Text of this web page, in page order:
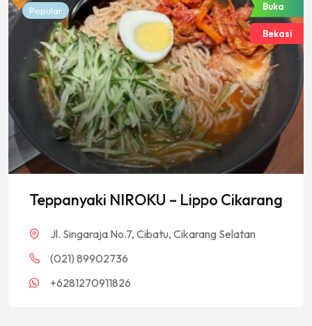
Popular Buka
Bekasi
Teppanyaki NIROKU – Lippo Cikarang
Jl. Singaraja No.7, Cibatu, Cikarang Selatan
(021) 89902736
+6281270911826